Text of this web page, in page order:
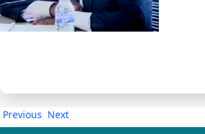
Previous Next